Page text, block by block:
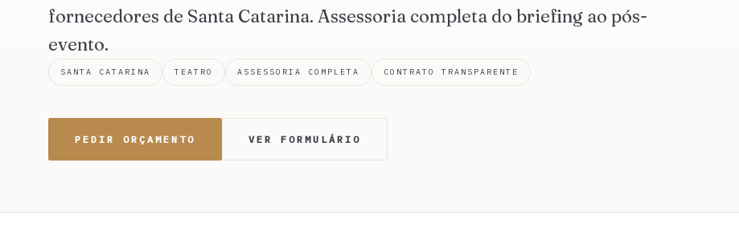
fornecedores de Santa Catarina. Assessoria completa do briefing ao pós-
evento.
SANTA CATARINA TEATRO ASSESSORIA COMPLETA CONTRATO TRANSPARENTE
PEDIR ORÇAMENTO VER FORMULÁRIO